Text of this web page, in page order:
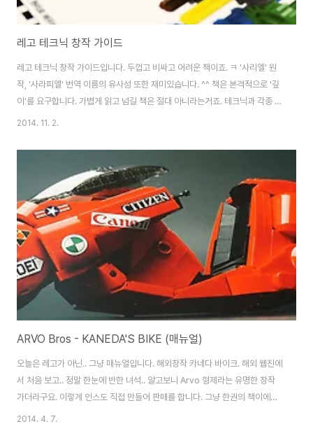
레고 테크닉 창작 가이드
레고 테크닉 창작 가이드입니다. 두껍고 비싸고 어려운 책이죠. ㅋ '사리엘' 원
작, '사라피엘' 번역 이름의 유사성 또한 재미있습니다. ^^ 책은 본격적으로 '깊
이'를 요구합니다. 가볍게 읽고 넘길 책은 절대 아니라는거죠. 테크닉과 각종 조
립법, 활용법, 작동 방법에 대해 하나하나 설명을 해나가는데.. 그게 가볍지 않
최고의 책이 될 것 같네요. ^^
2014. 11. 2.
ARVO Bros - KANEDA'S BIKE (매뉴얼)
오늘은 레고가 아닌.. 그냥 매뉴얼입니다. 해외창작 카네다 바이크. 해외 웹진에
서 처음 보고.. 정말 한눈에 반한 녀석.. 알고보니 Arvo 형제라는 유명한 창작
가더라구요. 이렇게 인스도 직접 만들어 판매를 합니다. 그냥 한권의 책이에요.
ㄷㄷㄷ 제본은 이런 방식. 근데 아주 단단하게 고정되어 있는건 아니라서.. 낱장
2014. 4. 7.